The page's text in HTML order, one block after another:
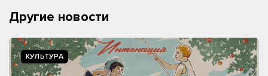
Другие новости
КУЛЬТУРА